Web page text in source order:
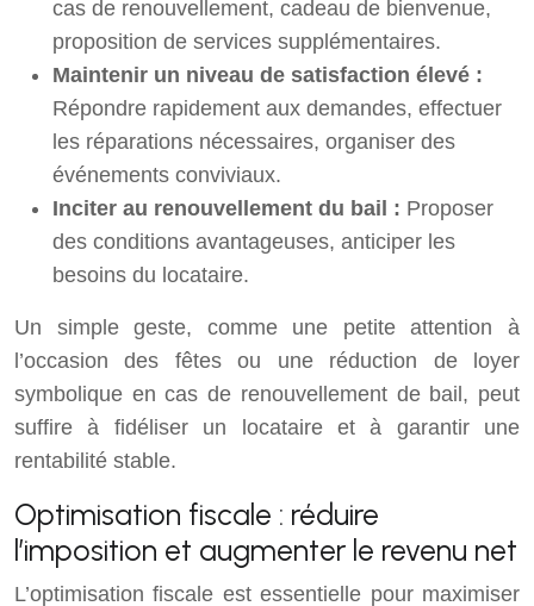
cas de renouvellement, cadeau de bienvenue,
proposition de services supplémentaires.
Maintenir un niveau de satisfaction élevé :
Répondre rapidement aux demandes, effectuer
les réparations nécessaires, organiser des
événements conviviaux.
Inciter au renouvellement du bail : Proposer
des conditions avantageuses, anticiper les
besoins du locataire.
Un simple geste, comme une petite attention à
l’occasion des fêtes ou une réduction de loyer
symbolique en cas de renouvellement de bail, peut
suffire à fidéliser un locataire et à garantir une
rentabilité stable.
Optimisation fiscale : réduire
l’imposition et augmenter le revenu net
L’optimisation fiscale est essentielle pour maximiser